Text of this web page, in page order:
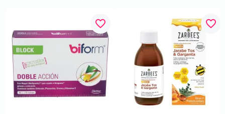
favorite_border favorite_border